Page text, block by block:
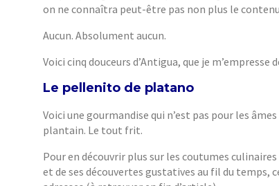
on ne connaîtra peut-être pas non plus le
Aucun. Absolument aucun.
Voici cinq douceurs d’Antigua, que je
Le pellenito de platano
Voici une gourmandise qui n’est pas pour les
plantain. Le tout frit.
Pour en découvrir plus sur les coutumes
et de ses découvertes gustatives au fil du